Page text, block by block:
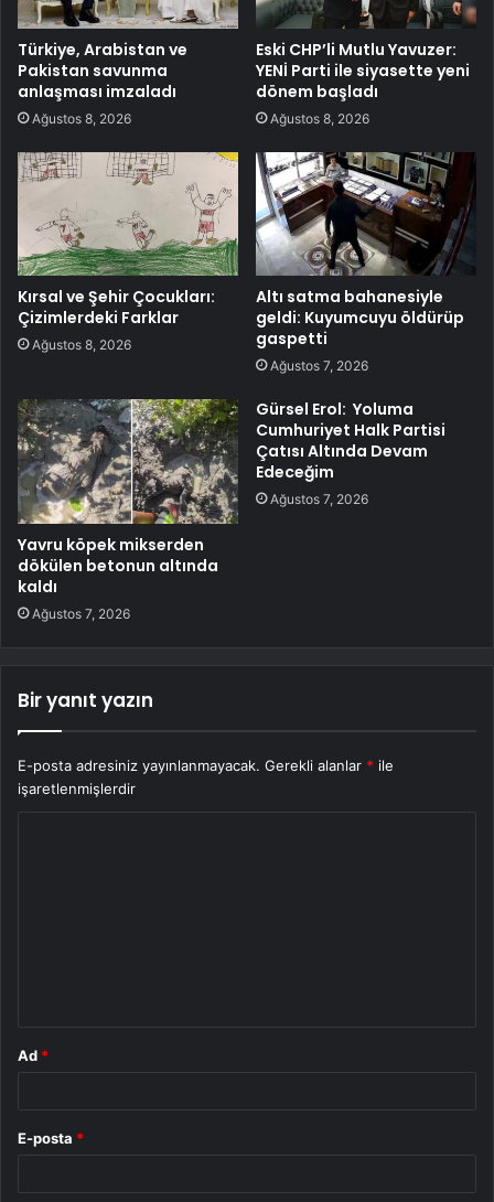
Türkiye, Arabistan ve
Pakistan savunma
anlaşması imzaladı
Ağustos 8, 2026
Eski CHP’li Mutlu Yavuzer:
YENİ Parti ile siyasette yeni
dönem başladı
Ağustos 8, 2026
Kırsal ve Şehir Çocukları:
Çizimlerdeki Farklar
Ağustos 8, 2026
Altı satma bahanesiyle
geldi: Kuyumcuyu öldürüp
gaspetti
Ağustos 7, 2026
Yavru köpek mikserden
dökülen betonun altında
kaldı
Ağustos 7, 2026
Gürsel Erol: Yoluma
Cumhuriyet Halk Partisi
Çatısı Altında Devam
Edeceğim
Ağustos 7, 2026
Bir yanıt yazın
E-posta adresiniz yayınlanmayacak. Gerekli alanlar * ile
işaretlenmişlerdir
Ad *
E-posta *